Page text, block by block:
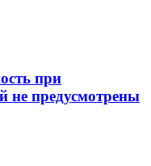
при
не предусмотрены